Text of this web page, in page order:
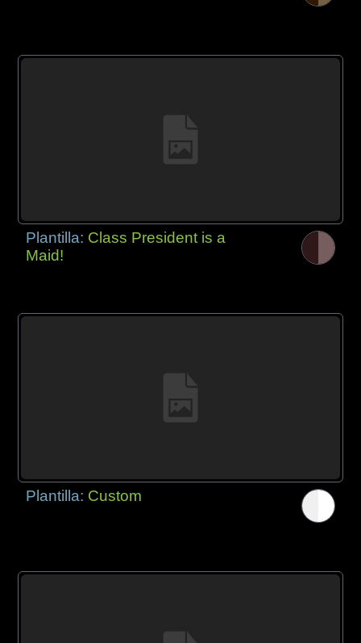
Plantilla: Class President is a
Maid!
Plantilla: Custom